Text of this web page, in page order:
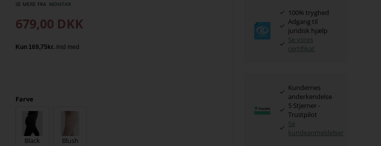
SE MERE FRA MONTAR
679,00 DKK
Farve
Black
Blush
100% tryghed
Adgang til
juridisk hjælp
Se vores
certifikat
Kundernes
anderkendelse
5 Stjerner -
Trustpilot
Se
kundeanmeldelser